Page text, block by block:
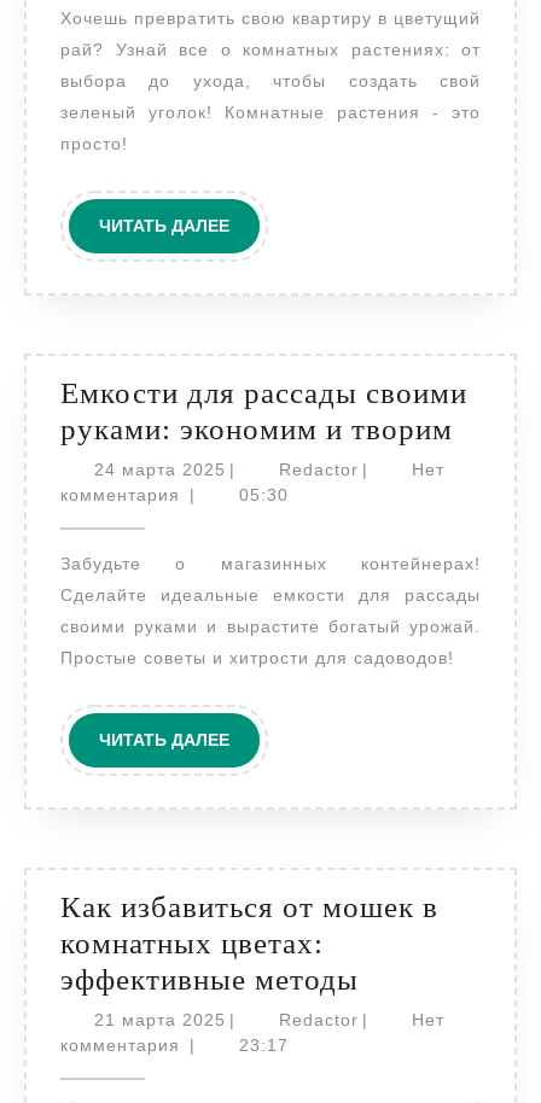
свой
Хочешь превратить свою квартиру в цветущий
рай? Узнай все о комнатных растениях: от
выбора до ухода, чтобы создать свой
зеленый уголок! Комнатные растения - это
просто!
ЧИТАТЬ ДАЛЕЕЧИТАТЬ
ДАЛЕЕ
Емкости для рассады своими
руками: экономим и творим
24 марта 2025 24
марта
| RedactorRedactor
|
Нет
комментария
| 05:30
Забудьте о магазинных контейнерах!
Сделайте идеальные емкости для рассады
своими руками и вырастите богатый урожай.
Простые советы и хитрости для садоводов!
ЧИТАТЬ ДАЛЕЕЧИТАТЬ
ДАЛЕЕ
Как избавиться от мошек в
комнатных цветах:
эффективные методы
избавиться
21 марта 2025 21
марта
| RedactorRedactor
|
Нет
комментария
| 23:17